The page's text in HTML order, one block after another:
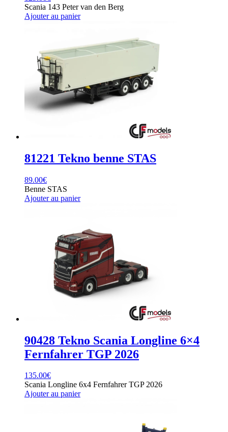
Scania 143 Peter van den Berg
Ajouter au panier
81221 Tekno benne STAS
89.00€
Benne STAS
Ajouter au panier
90428 Tekno Scania Longline 6×4
Fernfahrer TGP 2026
135.00€
Scania Longline 6x4 Fernfahrer TGP 2026
Ajouter au panier